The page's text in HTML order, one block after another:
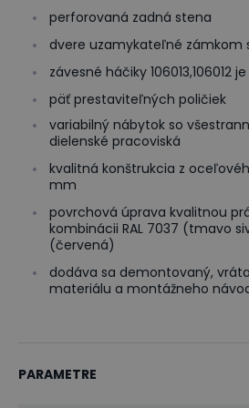
perforovaná zadná stena
dvere uzamykateľné zámkom
závesné háčiky 106013,106012
päť prestaviteľných poličiek
variabilný nábytok so
dielenské pracoviská
kvalitná konštrukcia z
mm
povrchová úprava kvalitnou
kombinácii RAL 7037 (tmavo
(červená)
dodáva sa demontovaný,
materiálu a montážneho
PARAMETRE